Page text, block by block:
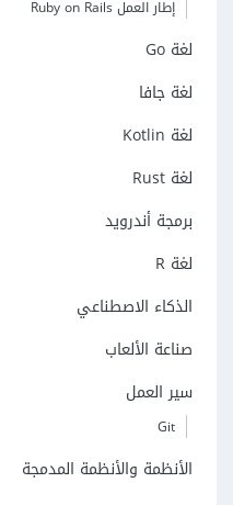
إطار العمل Ruby on Rails
لغة Go
لغة جافا
لغة Kotlin
لغة Rust
برمجة أندرويد
لغة R
الذكاء الاصطناعي
صناعة الألعاب
سير العمل
Git
الأنظمة والأنظمة المدمجة